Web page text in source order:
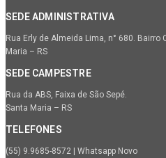
SEDE ADMINISTRATIVA
Rua Erly de Almeida Lima, n° 680. Bairro
Maria – RS
SEDE CAMPESTRE
Rua da ABS, Faixa de São Sepé.
Santa Maria – RS
TELEFONES
(55) 9.9685-8572 | Whatsapp Novo